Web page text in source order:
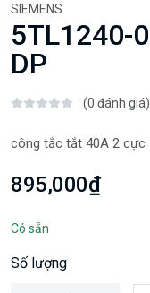
SIEMENS
5TL1240-
DP
(0 đánh giá)
công tắc tắt 40A 2 cực
895,000₫
Có sẵn
Số lượng